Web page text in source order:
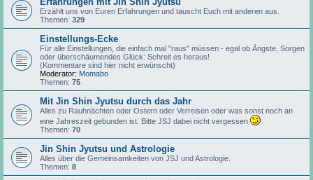
Erzählt uns von Euren Erfahrungen und tauscht Euch mit anderen aus.
Themen: 329
Einstellungs-Ecke
Für alle Einstellungen, die einfach mal "raus" müssen - egal ob Ängste, Sorgen
oder überschäumendes Glück: Schreit es heraus!
(Kommentare sind hier nicht erwünscht)
Moderator: Momabo
Themen: 75
Mit Jin Shin Jyutsu durch das Jahr
Alles zu Rauhnächten oder Ostern oder Verreisen oder was sonst noch an
eine Jahreszeit gebunden ist. Bitte JSJ dabei nicht vergessen
Themen: 70
Jin Shin Jyutsu und Astrologie
Alles über die Gemeinsamkeiten von JSJ und Astrologie.
Themen: 8